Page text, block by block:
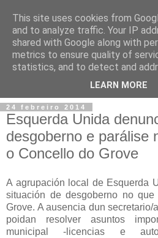
24 febreiro 2014
Esquerda Unida
desgoberno e parálise
o Concello do Grove
A agrupación local de Esquerda
situación de desgoberno no
Grove. A ausencia dun
poidan resolver asuntos
municipal -licencias e
This site uses cookies from
and to analyze traffic. Your IP
shared with Google along with
metrics to ensure quality of
statistics, and to detect and
LEARN MORE